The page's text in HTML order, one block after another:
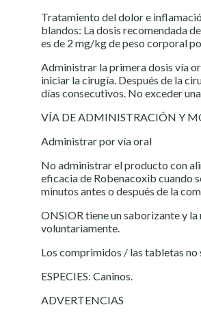
Tratamiento del dolor e
blandos: La dosis recomendada
es de 2 mg/kg de peso corporal
Administrar la primera dosis vía
iniciar la cirugía. Después de la
días consecutivos. No exceder
VÍA DE ADMINISTRACIÓN Y
Administrar por vía oral
No administrar el producto con
eficacia de Robenacoxib cuando
minutos antes o después de la
ONSIOR tiene un saborizante y
voluntariamente.
Los comprimidos / las tabletas
ESPECIES: Caninos.
ADVERTENCIAS